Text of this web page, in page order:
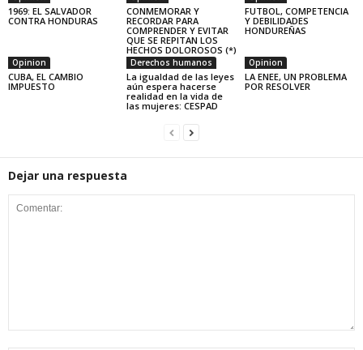
1969: EL SALVADOR
CONTRA HONDURAS
CONMEMORAR Y
RECORDAR PARA
COMPRENDER Y EVITAR
QUE SE REPITAN LOS
HECHOS DOLOROSOS (*)
FUTBOL, COMPETENCIA
Y DEBILIDADES
HONDUREÑAS
Opinion
CUBA, EL CAMBIO
IMPUESTO
Derechos humanos
La igualdad de las leyes
aún espera hacerse
realidad en la vida de
las mujeres: CESPAD
Opinion
LA ENEE, UN PROBLEMA
POR RESOLVER
Dejar una respuesta